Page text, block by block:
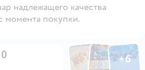
надлежащего качества
момента покупки.
0 ФотоФотоФото
+6
Открыть